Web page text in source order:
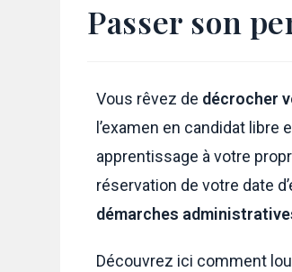
Passer son
Vous rêvez de décrocher
l’examen en candidat libre
apprentissage à votre
réservation de votre date
démarches
Découvrez ici comment